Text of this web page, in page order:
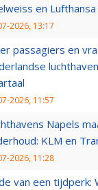
en
2026, 13:17
passagiers en
2026, 11:57
Napels
KLM en
2026, 11:28
van een tijdperk: